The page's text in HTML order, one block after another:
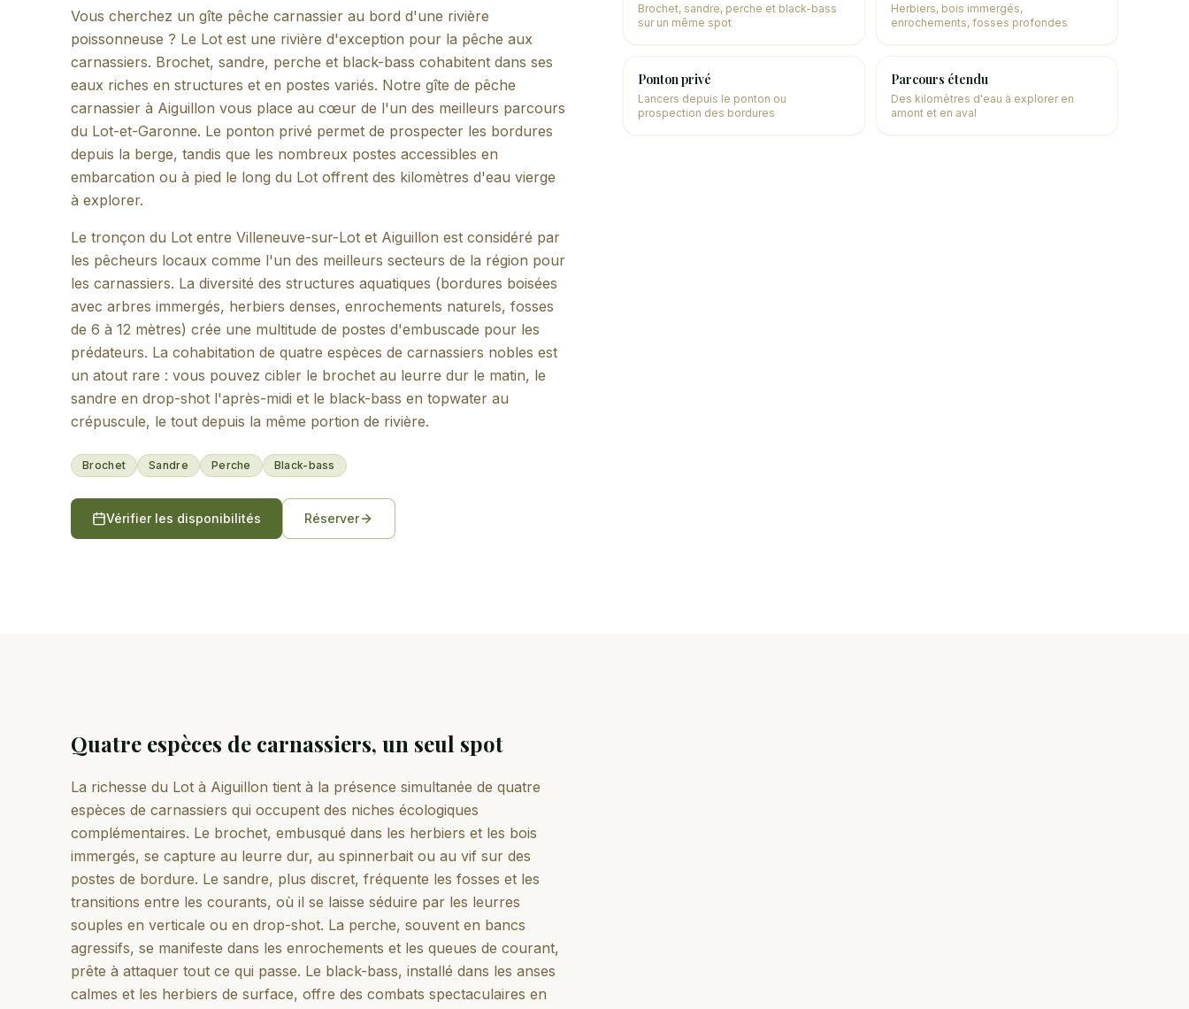
Vous cherchez un gîte pêche carnassier au bord d'une rivière
poissonneuse ? Le Lot est une rivière d'exception pour la pêche aux
carnassiers. Brochet, sandre, perche et black-bass cohabitent dans ses
eaux riches en structures et en postes variés. Notre gîte de pêche
carnassier à Aiguillon vous place au cœur de l'un des meilleurs parcours
du Lot-et-Garonne. Le ponton privé permet de prospecter les bordures
depuis la berge, tandis que les nombreux postes accessibles en
embarcation ou à pied le long du Lot offrent des kilomètres d'eau vierge
à explorer.
Le tronçon du Lot entre Villeneuve-sur-Lot et Aiguillon est considéré par
les pêcheurs locaux comme l'un des meilleurs secteurs de la région pour
les carnassiers. La diversité des structures aquatiques (bordures boisées
avec arbres immergés, herbiers denses, enrochements naturels, fosses
de 6 à 12 mètres) crée une multitude de postes d'embuscade pour les
prédateurs. La cohabitation de quatre espèces de carnassiers nobles est
un atout rare : vous pouvez cibler le brochet au leurre dur le matin, le
sandre en drop-shot l'après-midi et le black-bass en topwater au
crépuscule, le tout depuis la même portion de rivière.
Brochet Sandre Perche Black-bass
Vérifier les disponibilités Réserver
Brochet, sandre, perche et black-bass
sur un même spot
Herbiers, bois immergés,
enrochements, fosses profondes
Ponton privé
Lancers depuis le ponton ou
prospection des bordures
Parcours étendu
Des kilomètres d'eau à explorer en
amont et en aval
Quatre espèces de carnassiers, un seul spot
La richesse du Lot à Aiguillon tient à la présence simultanée de quatre
espèces de carnassiers qui occupent des niches écologiques
complémentaires. Le brochet, embusqué dans les herbiers et les bois
immergés, se capture au leurre dur, au spinnerbait ou au vif sur des
postes de bordure. Le sandre, plus discret, fréquente les fosses et les
transitions entre les courants, où il se laisse séduire par les leurres
souples en verticale ou en drop-shot. La perche, souvent en bancs
agressifs, se manifeste dans les enrochements et les queues de courant,
prête à attaquer tout ce qui passe. Le black-bass, installé dans les anses
calmes et les herbiers de surface, offre des combats spectaculaires en